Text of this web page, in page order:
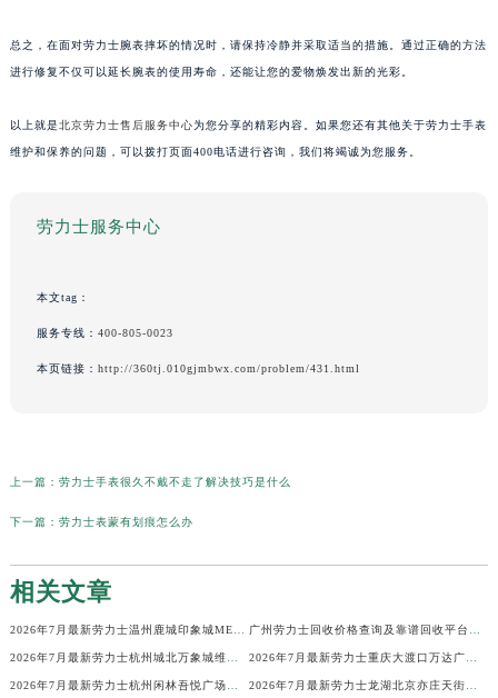
总之，在面对劳力士腕表摔坏的情况时，请保持冷静并采取适当的措施。通过正确的方法
进行修复不仅可以延长腕表的使用寿命，还能让您的爱物焕发出新的光彩。
以上就是北京劳力士售后服务中心为您分享的精彩内容。如果您还有其他关于劳力士手表
维护和保养的问题，可以拨打页面400电话进行咨询，我们将竭诚为您服务。
劳力士服务中心
本文tag：
服务专线： 400-805-0023
本页链接： http://360tj.010gjmbwx.com/problem/431.html
上一篇： 劳力士手表很久不戴不走了解决技巧是什么
下一篇： 劳力士表蒙有划痕怎么办
相关文章
2026年7月最新劳力士温州鹿城印象城MEGA维修保养服务电话 广州劳力士回收价格查询及靠谱回收平台实测排行(2026年7月最新)
2026年7月最新劳力士杭州城北万象城维修保养服务电话 2026年7月最新劳力士重庆大渡口万达广场维修保养服务电话
2026年7月最新劳力士杭州闲林吾悦广场维修保养服务电话 2026年7月最新劳力士龙湖北京亦庄天街经济技术开发区维修保养服务电话